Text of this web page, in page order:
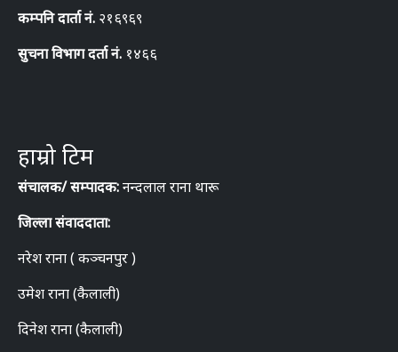
कम्पनि दार्ता नं. २१६९६९
सुचना विभाग दर्ता नं. १४६६
हाम्रो टिम
संचालक/ सम्पादक:नन्दलाल राना थारू
जिल्ला संवाददाता:
नरेश राना ( कञ्चनपुर )
उमेश राना (कैलाली)
दिनेश राना (कैलाली)